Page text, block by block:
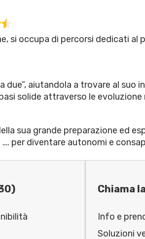
si occupa di percorsi dedicati
aiutandola a trovare al suo
solide attraverso le
sua grande preparazione ed
per diventare autonomi e
Chiama
Info e
Soluzioni